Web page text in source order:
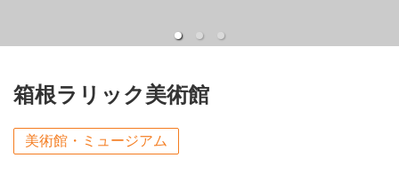
箱根ラリック美術館
美術館・ミュージアム